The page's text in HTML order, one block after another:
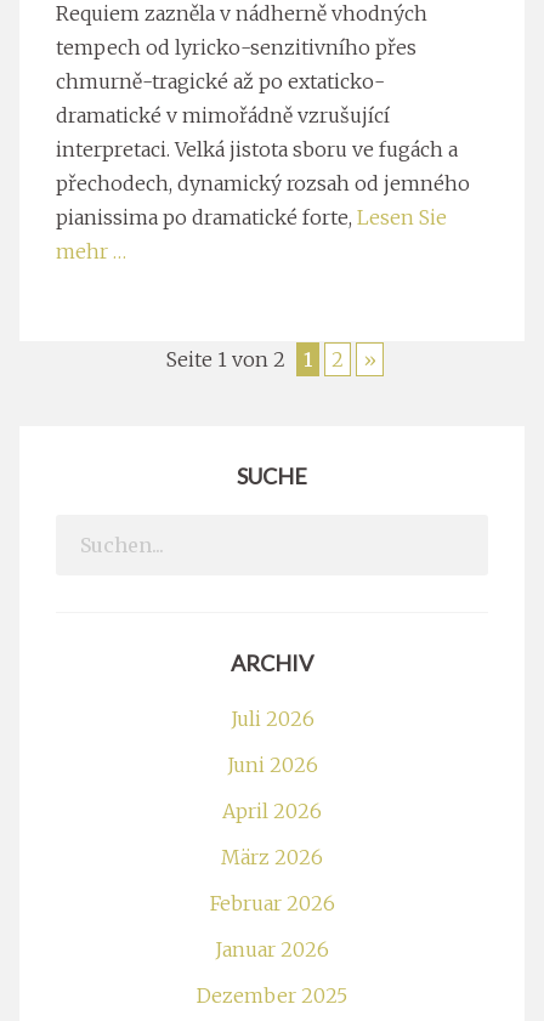
Requiem zazněla v nádherně vhodných
tempech od lyricko-senzitivního přes
chmurně-tragické až po extaticko-
dramatické v mimořádně vzrušující
interpretaci. Velká jistota sboru ve fugách a
přechodech, dynamický rozsah od jemného
pianissima po dramatické forte, Lesen Sie
mehr …
Seite 1 von 2 1 2 »
SUCHE
Search
ARCHIV
Juli 2026
Juni 2026
April 2026
März 2026
Februar 2026
Januar 2026
Dezember 2025